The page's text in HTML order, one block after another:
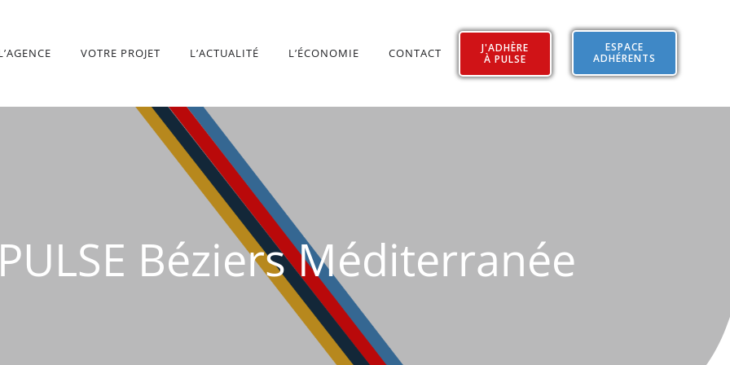
VOTRE PROJET L’ACTUALITÉ L’ÉCONOMIE CONTACT
J'ADHÈRE
À PULSE
ESPACE
ADHÉRENTS
Béziers Méditerranée